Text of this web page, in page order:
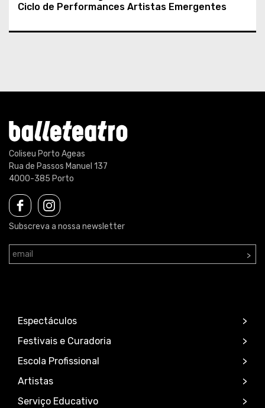
Ciclo de Performances Artistas Emergentes
Coliseu Porto Ageas
Rua de Passos Manuel 137
4000-385 Porto
Subscreva a nossa newsletter
>
Espectáculos
Festivais e Curadoria
Escola Profissional
Artistas
Serviço Educativo